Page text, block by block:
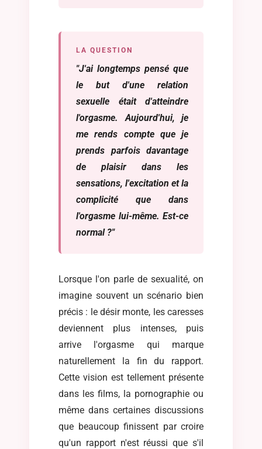
LA QUESTION
"J'ai longtemps pensé que
le but d'une relation
sexuelle était d'atteindre
l'orgasme. Aujourd'hui, je
me rends compte que je
prends parfois davantage
de plaisir dans les
sensations, l'excitation et la
complicité que dans
l'orgasme lui-même. Est-ce
normal ?"
Lorsque l'on parle de sexualité, on
imagine souvent un scénario bien
précis : le désir monte, les caresses
deviennent plus intenses, puis
arrive l'orgasme qui marque
naturellement la fin du rapport.
Cette vision est tellement présente
dans les films, la pornographie ou
même dans certaines discussions
que beaucoup finissent par croire
qu'un rapport n'est réussi que s'il